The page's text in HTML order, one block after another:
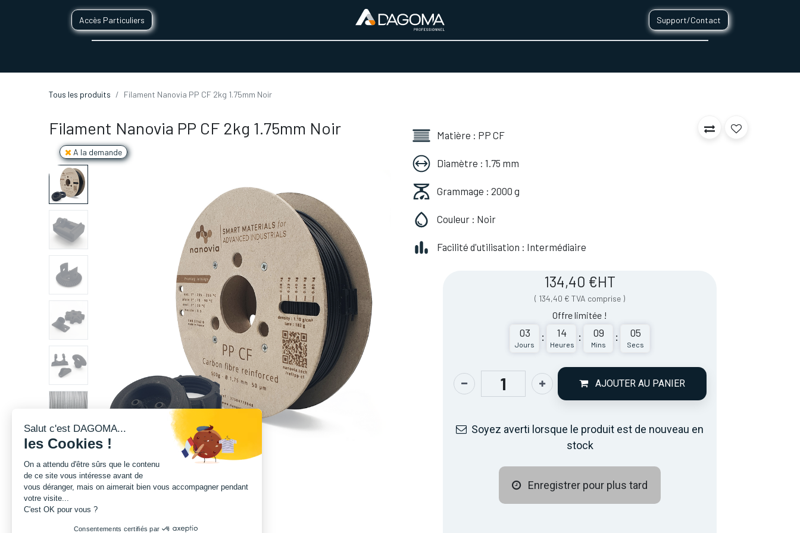
Accès Particuliers Support/Contact
Tous les produits Filament Nanovia PP CF 2kg 1.75mm Noir
Filament Nanovia PP CF 2kg 1.75mm Noir
A la demande
Matière : PP CF
Diamètre : 1.75 mm
Grammage : 2000 g
Couleur : Noir
Facilité d'utilisation : Intermédiaire
134,40 €HT
( 134,40 € TVA comprise )
Offre limitée !
03
Jours
: 14
Heures
: 09
Mins
: 05
Secs
AJOUTER AU PANIER
Soyez averti lorsque le produit est de nouveau en
stock
Enregistrer pour plus tard
Salut c'est DAGOMA...
les Cookies !
On a attendu d'être sûrs que le contenu
de ce site vous intéresse avant de
vous déranger, mais on aimerait bien vous accompagner pendant
votre visite...
C'est OK pour vous ?
Consentements certifiés par